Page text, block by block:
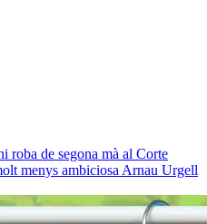
roba de segona mà al Corte
menys ambiciosa Arnau Urgell